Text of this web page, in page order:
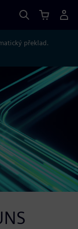
překlad.